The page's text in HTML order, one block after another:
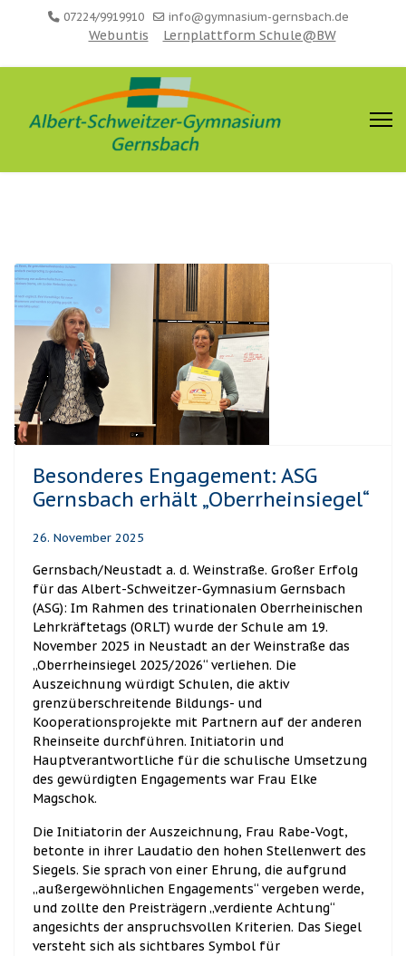
07224/9919910 info@gymnasium-gernsbach.de
Webuntis Lernplattform Schule@BW
Besonderes Engagement: ASG
Gernsbach erhält „Oberrheinsiegel“
26. November 2025
Gernsbach/Neustadt a. d. Weinstraße. Großer Erfolg
für das Albert-Schweitzer-Gymnasium Gernsbach
(ASG): Im Rahmen des trinationalen Oberrheinischen
Lehrkräftetags (ORLT) wurde der Schule am 19.
November 2025 in Neustadt an der Weinstraße das
„Oberrheinsiegel 2025/2026“ verliehen. Die
Auszeichnung würdigt Schulen, die aktiv
grenzüberschreitende Bildungs- und
Kooperationsprojekte mit Partnern auf der anderen
Rheinseite durchführen. Initiatorin und
Hauptverantwortliche für die schulische Umsetzung
des gewürdigten Engagements war Frau Elke
Magschok.
Die Initiatorin der Auszeichnung, Frau Rabe-Vogt,
betonte in ihrer Laudatio den hohen Stellenwert des
Siegels. Sie sprach von einer Ehrung, die aufgrund
„außergewöhnlichen Engagements“ vergeben werde,
und zollte den Preisträgern „verdiente Achtung“
angesichts der anspruchsvollen Kriterien. Das Siegel
versteht sich als sichtbares Symbol für